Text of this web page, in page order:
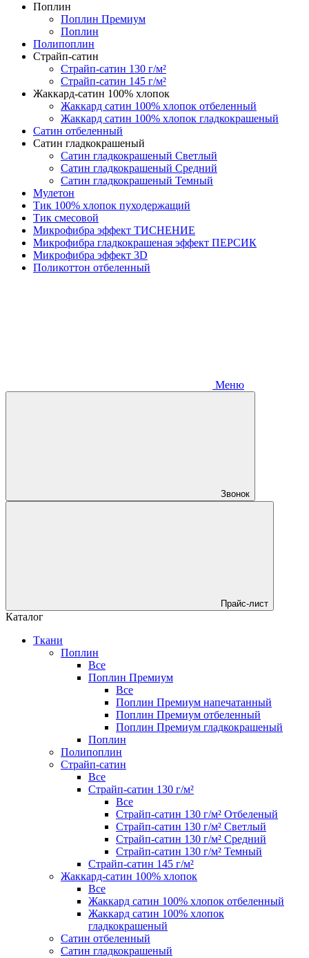
Поплин
Поплин Премиум
Поплин
Полипоплин
Страйп-сатин
Страйп-сатин 130 г/м²
Страйп-сатин 145 г/м²
Жаккард-сатин 100% хлопок
Жаккард сатин 100% хлопок отбеленный
Жаккард сатин 100% хлопок гладкокрашеный
Сатин отбеленный
Сатин гладкокрашеный
Сатин гладкокрашеный Светлый
Сатин гладкокрашеный Средний
Сатин гладкокрашеный Темный
Мулетон
Тик 100% хлопок пуходержащий
Тик смесовой
Микрофибра эффект ТИСНЕНИЕ
Микрофибра гладкокрашеная эффект ПЕРСИК
Микрофибра эффект 3D
Поликоттон отбеленный
Меню
Звонок
Прайс-лист
Каталог
Ткани
Поплин
Все
Поплин Премиум
Все
Поплин Премиум напечатанный
Поплин Премиум отбеленный
Поплин Премиум гладкокрашеный
Поплин
Полипоплин
Страйп-сатин
Все
Страйп-сатин 130 г/м²
Все
Страйп-сатин 130 г/м² Отбеленый
Страйп-сатин 130 г/м² Светлый
Страйп-сатин 130 г/м² Средний
Страйп-сатин 130 г/м² Темный
Страйп-сатин 145 г/м²
Жаккард-сатин 100% хлопок
Все
Жаккард сатин 100% хлопок отбеленный
Жаккард сатин 100% хлопок
гладкокрашеный
Сатин отбеленный
Сатин гладкокрашеный